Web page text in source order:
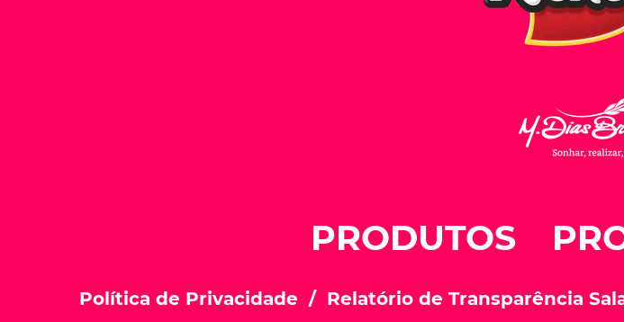
PRODUTOS
Política de Privacidade Relatório de Transparência